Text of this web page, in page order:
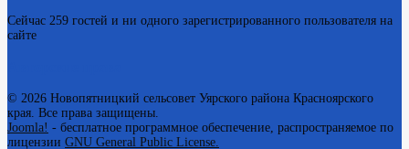
Сейчас 259 гостей и ни одного зарегистрированного пользователя на
сайте
© 2026 Новопятницкий сельсовет Уярского района Красноярского
края. Все права защищены.
Joomla! - бесплатное программное обеспечение, распространяемое по
лицензии GNU General Public License.